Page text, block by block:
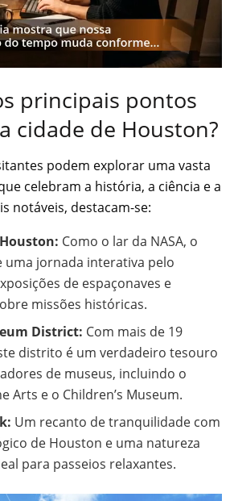
principais pontos
cidade de Houston?
podem explorar uma vasta
celebram a história, a ciência e a
notáveis, destacam-se:
Como o lar da NASA, o
uma jornada interativa pelo
de espaçonaves e
missões históricas.
District: Com mais de 19
distrito é um verdadeiro tesouro
de museus, incluindo o
Arts e o Children’s Museum.
Um recanto de tranquilidade com
de Houston e uma natureza
para passeios relaxantes.